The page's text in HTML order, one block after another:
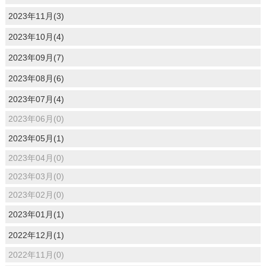
2023年11月(3)
2023年10月(4)
2023年09月(7)
2023年08月(6)
2023年07月(4)
2023年06月(0)
2023年05月(1)
2023年04月(0)
2023年03月(0)
2023年02月(0)
2023年01月(1)
2022年12月(1)
2022年11月(0)